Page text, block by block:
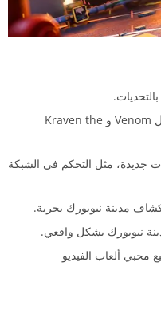
ستظهر في اللعبة شخصيات جديدة، مثل Venom و Kraven the
جديدة، مثل التحكم في الشبكة
مدينة نيويورك بحرية.
نيويورك بشكل واقعي.